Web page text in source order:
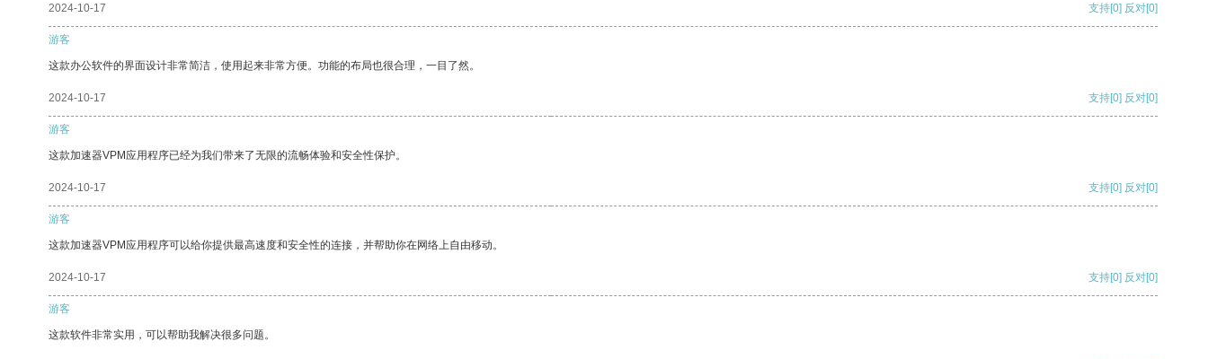
2024-10-17 支持[0] 反对[0]
游客
这款办公软件的界面设计非常简洁，使用起来非常方便。功能的布局也很合理，一目了然。
2024-10-17 支持[0] 反对[0]
游客
这款加速器VPM应用程序已经为我们带来了无限的流畅体验和安全性保护。
2024-10-17 支持[0] 反对[0]
游客
这款加速器VPM应用程序可以给你提供最高速度和安全性的连接，并帮助你在网络上自由移动。
2024-10-17 支持[0] 反对[0]
游客
这款软件非常实用，可以帮助我解决很多问题。